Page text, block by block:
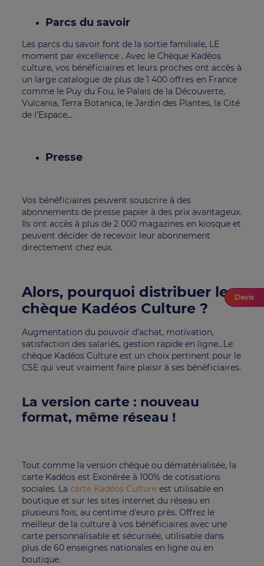
Parcs du savoir
Les parcs du savoir font de la sortie familiale, LE
moment par excellence . Avec le Chèque Kadéos
culture, vos bénéficiaires et leurs proches ont accès à
un large catalogue de plus de 1 400 offres en France
comme le Puy du Fou, le Palais de la Découverte,
Vulcania, Terra Botanica, le Jardin des Plantes, la Cité
de l’Espace…
Presse
Vos bénéficiaires peuvent souscrire à des
abonnements de presse papier à des prix avantageux.
Ils ont accès à plus de 2 000 magazines en kiosque et
peuvent décider de recevoir leur abonnement
directement chez eux.
Alors, pourquoi distribuer le
chèque Kadéos Culture ?
Augmentation du pouvoir d’achat, motivation,
satisfaction des salariés, gestion rapide en ligne…Le
chèque Kadéos Culture est un choix pertinent pour le
CSE qui veut vraiment faire plaisir à ses bénéficiaires.
La version carte : nouveau
format, même réseau !
Tout comme la version chèque ou dématérialisée, la
carte Kadéos est Exonérée à 100% de cotisations
sociales. Lacarte Kadéos Culture est utilisable en
boutique et sur les sites internet du réseau en
plusieurs fois, au centime d'euro près. Offrez le
meilleur de la culture à vos bénéficiaires avec une
carte personnalisable et sécurisée, utilisable dans
plus de 60 enseignes nationales en ligne ou en
boutique.
Devis